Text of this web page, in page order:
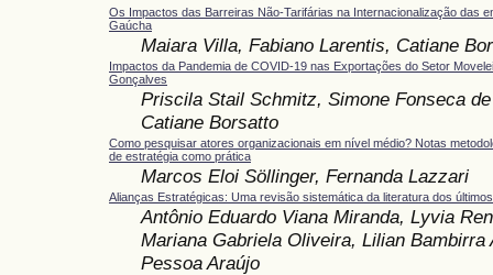
Os Impactos das Barreiras Não-Tarifárias na Internacionalização das
Gaúcha
Maiara Villa, Fabiano Larentis, Catiane
Impactos da Pandemia de COVID-19 nas Exportações do Setor
Gonçalves
Priscila Stail Schmitz, Simone Fonseca
Catiane Borsatto
Como pesquisar atores organizacionais em nível médio? Notas
de estratégia como prática
Marcos Eloi Söllinger, Fernanda Lazzari
Alianças Estratégicas: Uma revisão sistemática da literatura dos
Antônio Eduardo Viana Miranda, Lyvia
Mariana Gabriela Oliveira, Lilian Bambirra
Pessoa Araújo